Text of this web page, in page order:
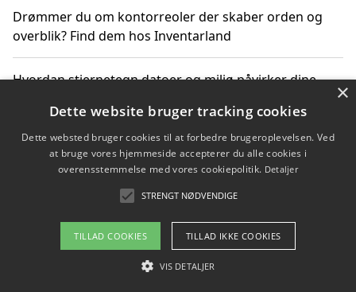
Drømmer du om kontorreoler der skaber orden og
overblik? Find dem hos Inventarland
Hvordan stjernetegn datoer og miljø påvirker dine
Bæredygtige gadgets til en grønnere hverdag
Om / kontakt
Blog Betingelser
×
Dette website bruger tracking cookies
Dette websted bruger cookies til at forbedre brugeroplevelsen. Ved
at bruge vores hjemmeside accepterer du alle cookies i
overensstemmelse med vores cookiepolitik. Detaljer
STRENGT NØDVENDIGE
TILLAD COOKIES TILLAD IKKE COOKIES
VIS DETALJER